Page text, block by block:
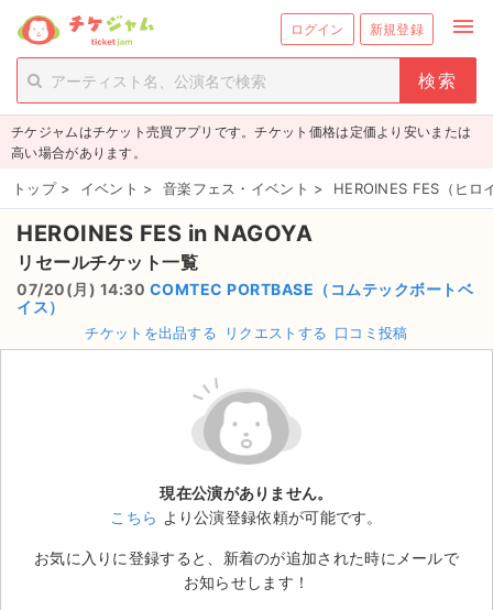
ログイン 新規登録 menu
person_add 新規会員登録
チケットを探す
新着チケット
値下げしたチケット
都道府県からチケットを探す
もうすぐ開催のチケット
ライブ・コンサート（国内）
チケジャムはチケット売買アプリです。チケット価格は定価より安いまたは
高い場合があります。
トップ > イベント > 音楽フェス・イベント > HEROINES FES（ヒロ
HEROINES FES in NAGOYA
リセールチケット一覧
07/20(月) 14:30 COMTEC PORTBASE（コムテックボートベ
イス）
チケットを出品する リクエストする 口コミ投稿
現在公演がありません。
こちら より公演登録依頼が可能です。
お気に入りに登録すると、新着のが追加された時にメールで
お知らせします！